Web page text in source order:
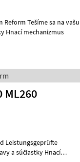
sa na vašu
Hnací mechanizmus
ML260